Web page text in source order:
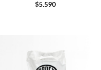
$5.590